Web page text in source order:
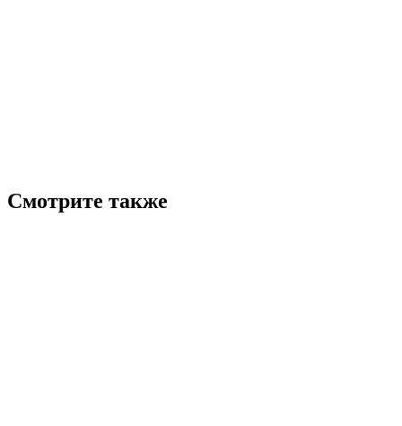
Смотрите также